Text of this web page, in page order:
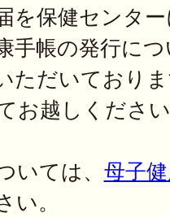
を保健センタ
手帳の発行に
ただいており
お越しくださ
いては、 母子
。